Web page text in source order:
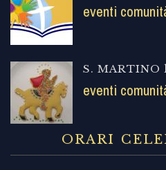
eventi
S.
eventi
ORARI